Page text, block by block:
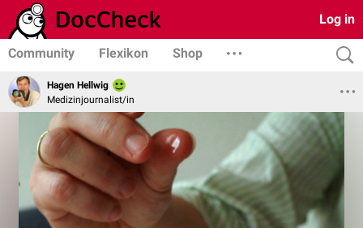
Log in
Community Flexikon Shop
Hagen Hellwig
Medizinjournalist/in